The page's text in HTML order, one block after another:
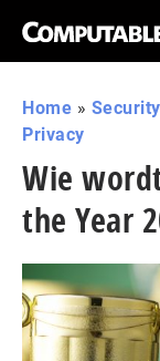
Home »
Privacy
Wie
the Year